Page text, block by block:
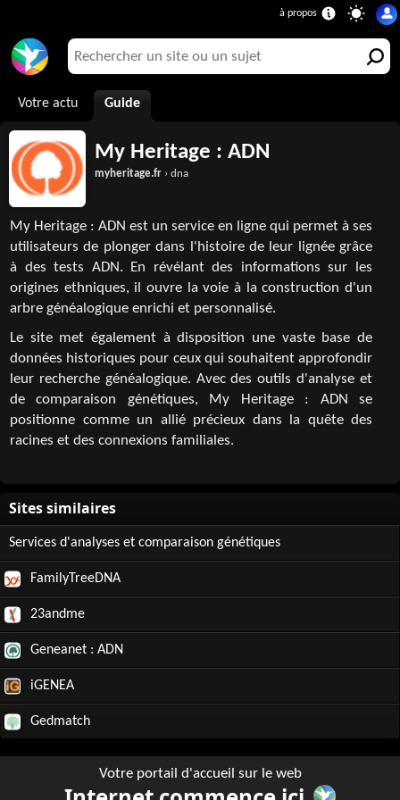
Votre actu Guide
My Heritage : ADN
myheritage.fr › dna
My Heritage : ADN est un service en ligne qui permet à ses
utilisateurs de plonger dans l'histoire de leur lignée grâce
à des tests ADN. En révélant des informations sur les
origines ethniques, il ouvre la voie à la construction d'un
arbre généalogique enrichi et personnalisé.
Le site met également à disposition une vaste base de
données historiques pour ceux qui souhaitent approfondir
leur recherche généalogique. Avec des outils d'analyse et
de comparaison génétiques, My Heritage : ADN se
positionne comme un allié précieux dans la quête des
racines et des connexions familiales.
Services d'analyses et comparaison génétiques
FamilyTreeDNA
23andme
Geneanet : ADN
iGENEA
Gedmatch
Votre portail d'accueil sur le web